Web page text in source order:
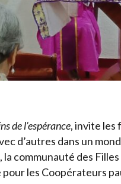
de l’espérance, invite les
d’autres dans un
communauté des Filles
les Coopérateurs